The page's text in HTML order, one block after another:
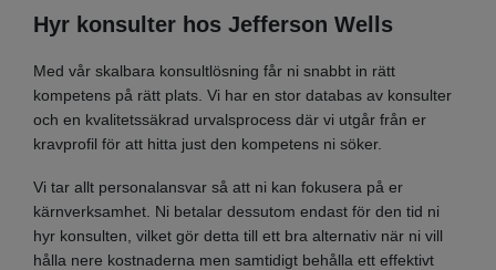
Hyr konsulter hos Jefferson Wells
Med vår skalbara konsultlösning får ni snabbt in rätt
kompetens på rätt plats. Vi har en stor databas av konsulter
och en kvalitetssäkrad urvalsprocess där vi utgår från er
kravprofil för att hitta just den kompetens ni söker.
Vi tar allt personalansvar så att ni kan fokusera på er
kärnverksamhet. Ni betalar dessutom endast för den tid ni
hyr konsulten, vilket gör detta till ett bra alternativ när ni vill
hålla nere kostnaderna men samtidigt behålla ett effektivt